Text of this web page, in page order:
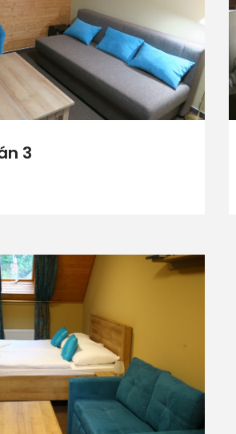
VIAC INFO
3
VIAC INFO